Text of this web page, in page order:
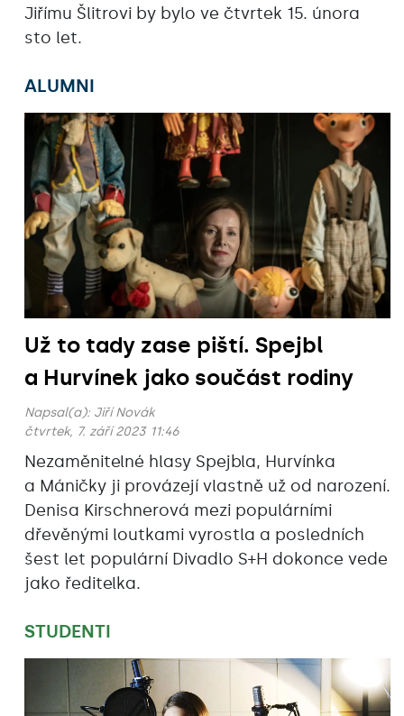
Jiřímu Šlitrovi by bylo ve čtvrtek 15. února
sto let.
ALUMNI
Už to tady zase piští. Spejbl
a Hurvínek jako součást rodiny
Napsal(a): Jiří Novák
čtvrtek, 7. září 2023 11:46
Nezaměnitelné hlasy Spejbla, Hurvínka
a Máničky ji provázejí vlastně už od narození.
Denisa Kirschnerová mezi populárními
dřevěnými loutkami vyrostla a posledních
šest let populární Divadlo S+H dokonce vede
jako ředitelka.
STUDENTI